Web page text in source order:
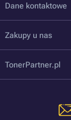
Dane kontaktowe
Zakupy u nas
TonerPartner.pl